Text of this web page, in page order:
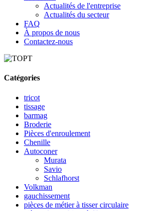
Actualités de l'entreprise
Actualités du secteur
FAQ
À propos de nous
Contactez-nous
Catégories
tricot
tissage
barmag
Broderie
Pièces d'enroulement
Chenille
Autoconer
Murata
Savio
Schlafhorst
Volkman
gauchissement
pièces de métier à tisser circulaire